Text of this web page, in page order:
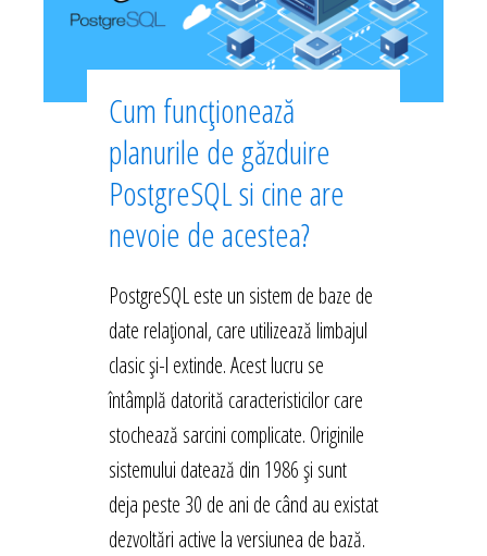
Cum funcționează
planurile de găzduire
PostgreSQL si cine are
nevoie de acestea?
PostgreSQL este un sistem de baze de
date relațional, care utilizează limbajul
clasic și-l extinde. Acest lucru se
întâmplă datorită caracteristicilor care
stochează sarcini complicate. Originile
sistemului datează din 1986 și sunt
deja peste 30 de ani de când au existat
dezvoltări active la versiunea de bază.